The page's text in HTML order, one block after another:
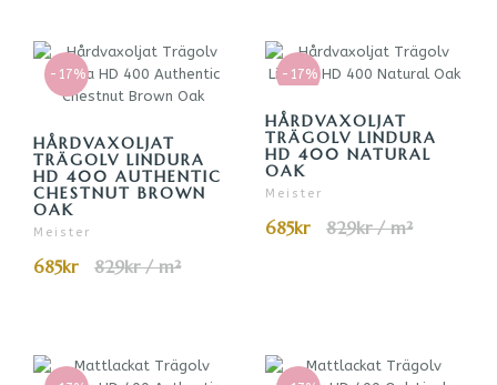
-17%
HÅRDVAXOLJAT
TRÄGOLV LINDURA
HD 400 AUTHENTIC
CHESTNUT BROWN
OAK
Meister
685kr 829kr / m²
-17%
HÅRDVAXOLJAT
TRÄGOLV LINDURA
HD 400 NATURAL
OAK
Meister
685kr 829kr / m²